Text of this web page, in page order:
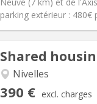
parking extérieur : 480€
Arrangement
Shared
Nivelles
390 € excl. charges
Surface:180 m2